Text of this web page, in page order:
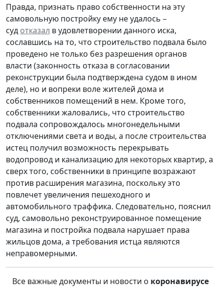
Правда, признать право собственности на эту
самовольную постройку ему не удалось –
суд отказал в удовлетворении данного иска,
сославшись на то, что строительство подвала было
проведено не только без разрешения органов
власти (законность отказа в согласовании
реконструкции была подтверждена судом в ином
деле), но и вопреки воле жителей дома и
собственников помещений в нем. Кроме того,
собственники жаловались, что строительство
подвала сопровождалось многонедельными
отключениями света и воды, а после строительства
истец получил возможность перекрывать
водопровод и канализацию для некоторых квартир, а
сверх того, собственники в принципе возражают
против расширения магазина, поскольку это
повлечет увеличения пешеходного и
автомобильного траффика. Следовательно, пояснил
суд, самовольно реконструированное помещение
магазина и постройка подвала нарушает права
жильцов дома, а требования истца являются
неправомерными.
Все важные документы и новости о коронавирусе